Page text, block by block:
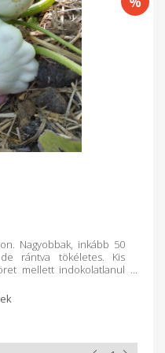
Nagyobbak, inkább 50
rántva tökéletes. Kis
mellett indokolatlanul
számomra, mennyire
az okát, mégsem egy
szó. Rántva és grillezve